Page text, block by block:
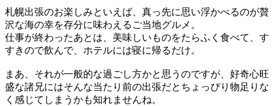
札幌出張のお楽しみといえば、真っ先に思い浮かべるのが贅
沢な海の幸を存分に味わえるご当地グルメ。
仕事が終わったあとは、美味しいものをたらふく食べて、す
すきので飲んで、ホテルには寝に帰るだけ。
まあ、それが一般的な過ごし方かと思うのですが、好奇心旺
盛な諸兄にはそんな当たり前の出張だとちょっぴり物足りな
く感じてしまうかも知れませんね。